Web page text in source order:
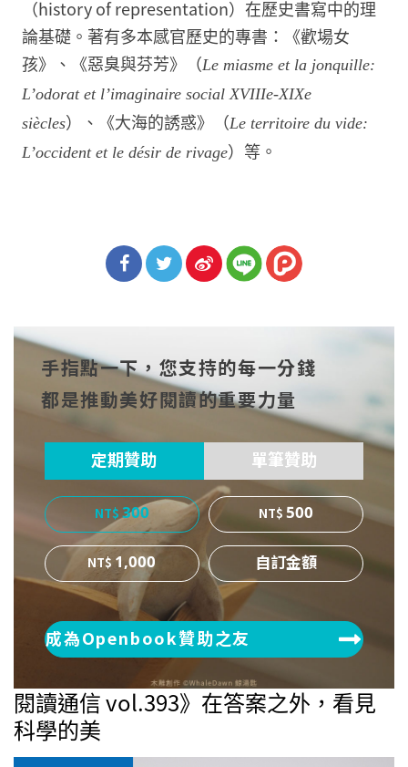
（history of representation）在歷史書寫中的理
論基礎。著有多本感官歷史的專書：《歡場女
孩》、《惡臭與芬芳》（Le miasme et la jonquille:
L’odorat et l’imaginaire social XVIIIe-XIXe
siècles）、《大海的誘惑》（Le territoire du vide:
L’occident et le désir de rivage）等。
cebo
ok
witt
er
博
手指點一下，您支持的每一分錢
都是推動美好閱讀的重要力量
定期贊助 單筆贊助
300
500
1,000
成為Openbook贊助之友
閱讀通信 vol.393》在答案之外，看見
科學的美